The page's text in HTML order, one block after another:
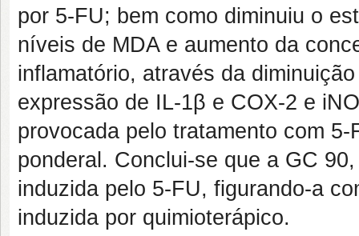
por 5-FU; bem como diminuiu o
níveis de MDA e aumento da
inflamatório, através da
expressão de IL-1β e COX-2 e
provocada pelo tratamento com
ponderal. Conclui-se que a GC
induzida pelo 5-FU, figurando-a
induzida por quimioterápico.